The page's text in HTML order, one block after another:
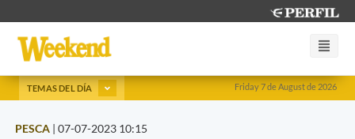
Friday 7 de August de 2026
TEMAS DEL DÍA
PESCA | 07-07-2023 10:15